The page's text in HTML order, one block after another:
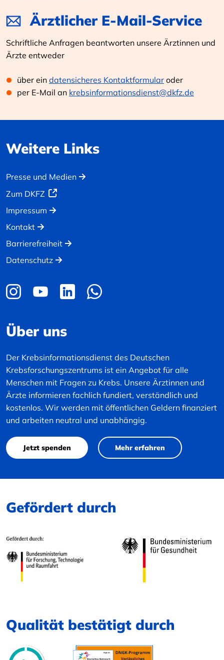
Ärztlicher E-Mail-Service
Schriftliche Anfragen beantworten unsere Ärztinnen und
Ärzte entweder
über ein datensicheres Kontaktformular oder
per E-Mail an krebsinformationsdienst@dkfz.de
Weitere Links
Presse und Medien
Zum DKFZ
Impressum
Kontakt
Barrierefreiheit
Datenschutz
Über uns
Der Krebsinformationsdienst des Deutschen
Krebsforschungszentrums ist ein Angebot für alle
Menschen mit Fragen zu Krebs. Unsere Ärztinnen und
Ärzte informieren fachlich fundiert, verständlich und
kostenlos. Wir werden mit öffentlichen Geldern finanziert
und arbeiten neutral und unabhängig.
Jetzt spenden Mehr erfahren
Gefördert durch
Qualität bestätigt durch